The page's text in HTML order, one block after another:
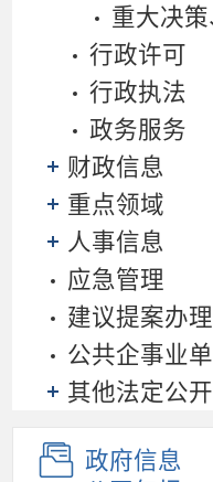
重大决
行政许可
行政执法
政务服务
财政信息
重点领域
人事信息
应急管理
建议提案办理
公共企事业
其他法定公
政府信息